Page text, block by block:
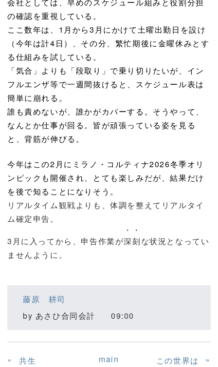
の確認を重視している。
ここ数年は、 1 月から3 月にかけて土曜出勤日を設け
（今年は計4日）、その分、繁忙期後に金曜休みとす
る仕組みを試している。
「気合」よりも「段取り」で乗り切りたいが、イン
フルエンザ等で一週間抜けると、スケジュール表は
簡単に崩れる。
誰も責めないが、誰かがカバーする。そうやって、
なんとか仕事が回る。皆が頑張っている姿を見る
と、背筋が伸びる。
今年はこの2月にミラノ・コルティナ2026冬季オリ
ンピックも開催され、とても楽しみだが、結果だけ
を後で知ることになりそう。
リアルタイム観戦よりも、体調を整えてリアルタイ
ム確定申告。
3 月に入ってから、申告作業が深刻
・・
な状況となってい
ませんように。
藤原 耕司
by あさひ合同会計 09:00
« 共生 main この世界は »